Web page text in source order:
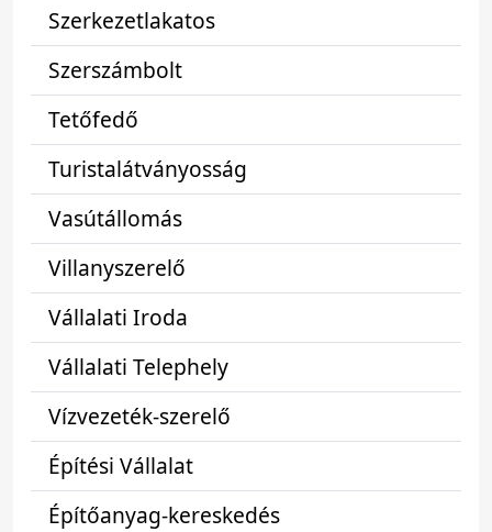
Szerkezetlakatos
Szerszámbolt
Tetőfedő
Turistalátványosság
Vasútállomás
Villanyszerelő
Vállalati Iroda
Vállalati Telephely
Vízvezeték-szerelő
Építési Vállalat
Építőanyag-kereskedés